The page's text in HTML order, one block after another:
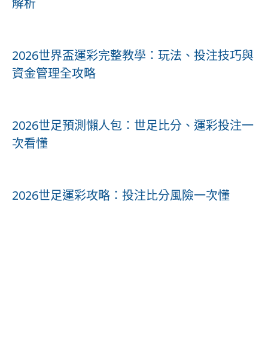
解析
2026世界盃運彩完整教學：玩法、投注技巧與
資金管理全攻略
2026世足預測懶人包：世足比分、運彩投注一
次看懂
2026世足運彩攻略：投注比分風險一次懂